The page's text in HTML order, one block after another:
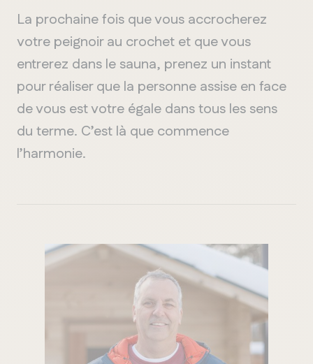
La prochaine fois que vous accrocherez
votre peignoir au crochet et que vous
entrerez dans le sauna, prenez un instant
pour réaliser que la personne assise en face
de vous est votre égale dans tous les sens
du terme. C’est là que commence
l’harmonie.